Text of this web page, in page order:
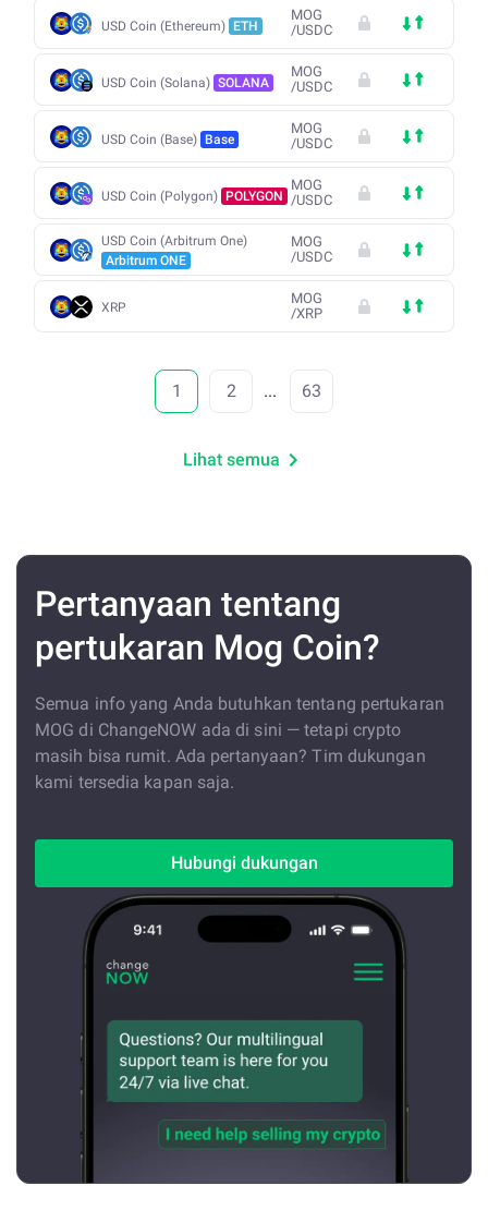
USD Coin (Ethereum) ETH
MOG
/USDC
USD Coin (Solana) SOLANA
MOG
/USDC
USD Coin (Base) Base
MOG
/USDC
USD Coin (Polygon) POLYGON
MOG
/USDC
USD Coin (Arbitrum One)
Arbitrum ONE
MOG
/USDC
XRP
MOG
/XRP
1 2 ... 63
Lihat semua
Pertanyaan tentang
pertukaran Mog Coin?
Semua info yang Anda butuhkan tentang pertukaran
MOG di ChangeNOW ada di sini — tetapi crypto
masih bisa rumit. Ada pertanyaan? Tim dukungan
kami tersedia kapan saja.
Hubungi dukungan